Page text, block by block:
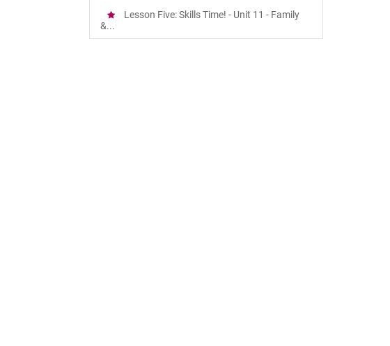
Lesson Five: Skills Time! - Unit 11 - Family
&...